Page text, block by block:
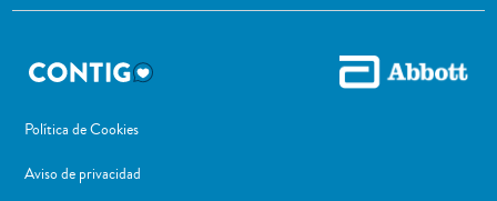
Política de Cookies
Aviso de privacidad